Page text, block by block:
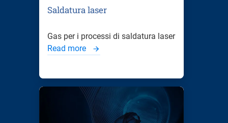
Saldatura laser
Gas per i processi di saldatura laser
Read more